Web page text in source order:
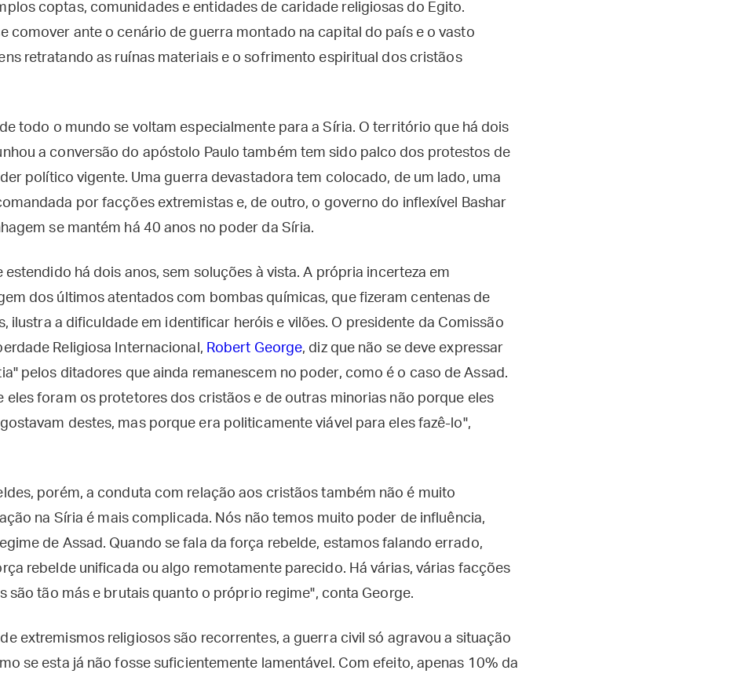
coptas, comunidades e entidades de caridade religiosas do Egito.
comover ante o cenário de guerra montado na capital do país e o vasto
retratando as ruínas materiais e o sofrimento espiritual dos cristãos
todo o mundo se voltam especialmente para a Síria. O território que há dois
a conversão do apóstolo Paulo também tem sido palco dos protestos de
político vigente. Uma guerra devastadora tem colocado, de um lado, uma
por facções extremistas e, de outro, o governo do inflexível Bashar
se mantém há 40 anos no poder da Síria.
estendido há dois anos, sem soluções à vista. A própria incerteza em
dos últimos atentados com bombas químicas, que fizeram centenas de
ilustra a dificuldade em identificar heróis e vilões. O presidente da Comissão
Religiosa Internacional, Robert George, diz que não se deve expressar
pelos ditadores que ainda remanescem no poder, como é o caso de Assad.
eles foram os protetores dos cristãos e de outras minorias não porque eles
destes, mas porque era politicamente viável para eles fazê-lo",
porém, a conduta com relação aos cristãos também não é muito
na Síria é mais complicada. Nós não temos muito poder de influência,
de Assad. Quando se fala da força rebelde, estamos falando errado,
rebelde unificada ou algo remotamente parecido. Há várias, várias facções
são tão más e brutais quanto o próprio regime", conta George.
extremismos religiosos são recorrentes, a guerra civil só agravou a situação
se esta já não fosse suficientemente lamentável. Com efeito, apenas 10% da